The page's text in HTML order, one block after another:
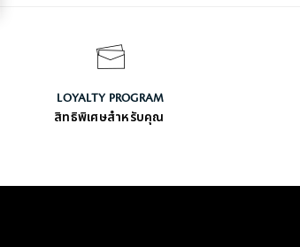
LOYALTY PROGRAM
สิทธิพิเศษสำหรับคุณ